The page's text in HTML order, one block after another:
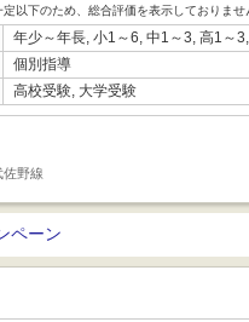
以下のため、総合評価を表示しておりませ
年少～年長, 小1～6, 中1～3, 高1～
個別指導
高校受験, 大学受験
野線